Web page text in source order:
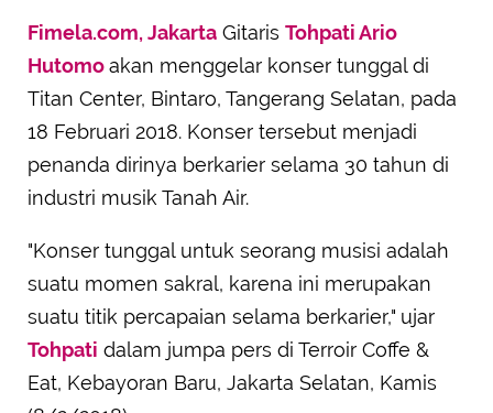
Fimela.com, Jakarta Gitaris Tohpati Ario
Hutomoakan menggelar konser tunggal di
Titan Center, Bintaro, Tangerang Selatan, pada
18 Februari 2018. Konser tersebut menjadi
penanda dirinya berkarier selama 30 tahun di
industri musik Tanah Air.
"Konser tunggal untuk seorang musisi adalah
suatu momen sakral, karena ini merupakan
suatu titik percapaian selama berkarier," ujar
Tohpati dalam jumpa pers di Terroir Coffe &
Eat, Kebayoran Baru, Jakarta Selatan, Kamis